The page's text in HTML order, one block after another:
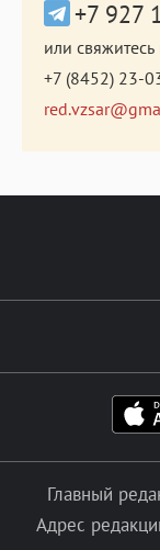
+7 927
или
+7 (8452) 23-
Главный
Адрес